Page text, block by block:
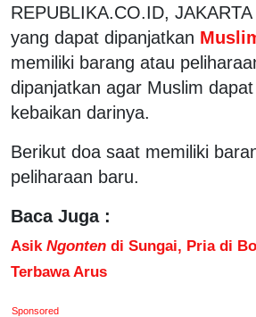
REPUBLIKA.CO.ID,
yang dapat dipanjatkan
memiliki barang atau
dipanjatkan agar Muslim
kebaikan darinya.
Berikut doa saat memiliki
peliharaan baru.
Baca Juga :
Asik Ngonten di Sungai, Pria di
Terbawa Arus
Sponsored